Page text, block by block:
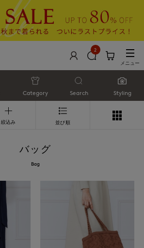
2
メニュー
Category Search Styling
絞込み 並び順
バッグ
Bag